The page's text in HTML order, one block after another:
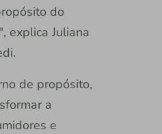
do
explica Juliana
de propósito,
a
e